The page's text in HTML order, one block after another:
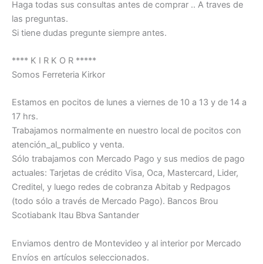
Haga todas sus consultas antes de comprar .. A traves de
las preguntas.
Si tiene dudas pregunte siempre antes.
**** K I R K O R *****
Somos Ferreteria Kirkor
Estamos en pocitos de lunes a viernes de 10 a 13 y de 14 a
17 hrs.
Trabajamos normalmente en nuestro local de pocitos con
atención_al_publico y venta.
Sólo trabajamos con Mercado Pago y sus medios de pago
actuales: Tarjetas de crédito Visa, Oca, Mastercard, Lider,
Creditel, y luego redes de cobranza Abitab y Redpagos
(todo sólo a través de Mercado Pago). Bancos Brou
Scotiabank Itau Bbva Santander
Enviamos dentro de Montevideo y al interior por Mercado
Envíos en artículos seleccionados.